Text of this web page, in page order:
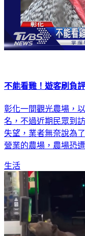
不能看雞！遊客刷負
彰化一間觀光農場，
名，不過近期民眾到
失望，業者無奈說為
營業的農場，農場恐
生活